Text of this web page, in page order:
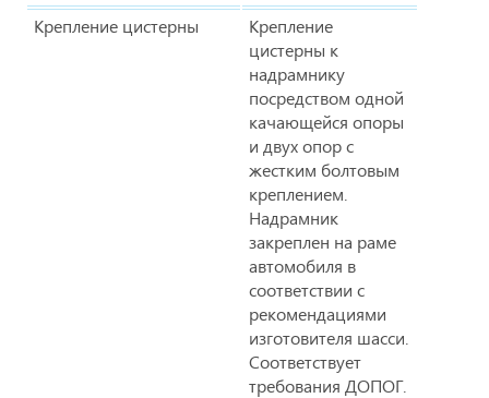
Крепление цистерны
Крепление
цистерны к
надрамнику
посредством одной
качающейся опоры
и двух опор с
жестким болтовым
креплением.
Надрамник
закреплен на раме
автомобиля в
соответствии с
рекомендациями
изготовителя шасси.
Соответствует
требования ДОПОГ.